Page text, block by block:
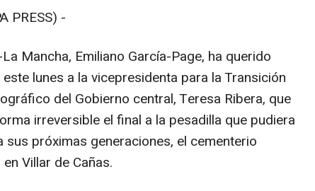
PRESS) -
Mancha, Emiliano García-Page, ha querido
lunes a la vicepresidenta para la Transición
del Gobierno central, Teresa Ribera, que
irreversible el final a la pesadilla que pudiera
sus próximas generaciones, el cementerio
Villar de Cañas.